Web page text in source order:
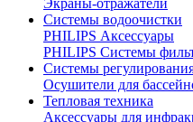
Экраны-отражатели
Системы водоочистки
PHILIPS Аксессуары
PHILIPS Системы
Системы
Осушители для
Тепловая техника
Аксессуары для